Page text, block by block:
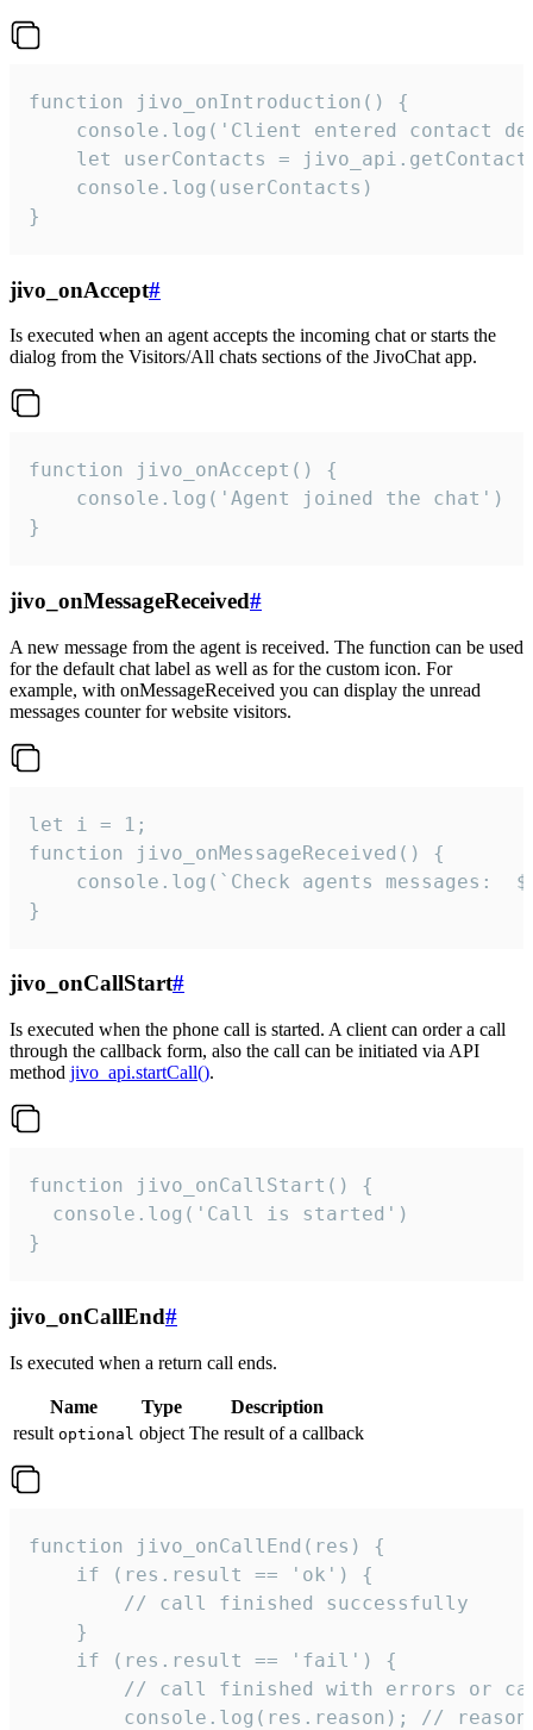
function jivo_onIntroduction() {
console.log('Client entered contact
let userContacts =
    console.log(userContacts)
}
jivo_onAccept#
Is executed when an agent accepts the incoming chat or starts the
dialog from the Visitors/All chats sections of the JivoChat app.
function jivo_onAccept() {
}
jivo_onMessageReceived#
A new message from the agent is received. The function can be used
for the default chat label as well as for the custom icon. For
example, with onMessageReceived you can display the unread
messages counter for website visitors.
let i = 1;
function jivo_onMessageReceived() {
}
jivo_onCallStart#
Is executed when the phone call is started. A client can order a call
through the callback form, also the call can be initiated via API
method jivo_api.startCall().
function jivo_onCallStart() {
  console.log('Call is started')
}
jivo_onCallEnd#
Is executed when a return call ends.
Name Type
Description
result optional object The result of a callback
function jivo_onCallEnd(res) {
    if (res.result == 'ok') {
        // call finished successfully
    }
    if (res.result == 'fail') {
// call finished with errors or
console.log(res.reason); //